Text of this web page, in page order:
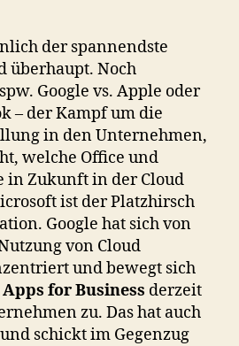
der spannendste
überhaupt. Noch
Google vs. Apple oder
– der Kampf um die
in den Unternehmen,
welche Office und
in Zukunft in der Cloud
ist der Platzhirsch
Google hat sich von
von Cloud
und bewegt sich
Apps for Business derzeit
zu. Das hat auch
schickt im Gegenzug